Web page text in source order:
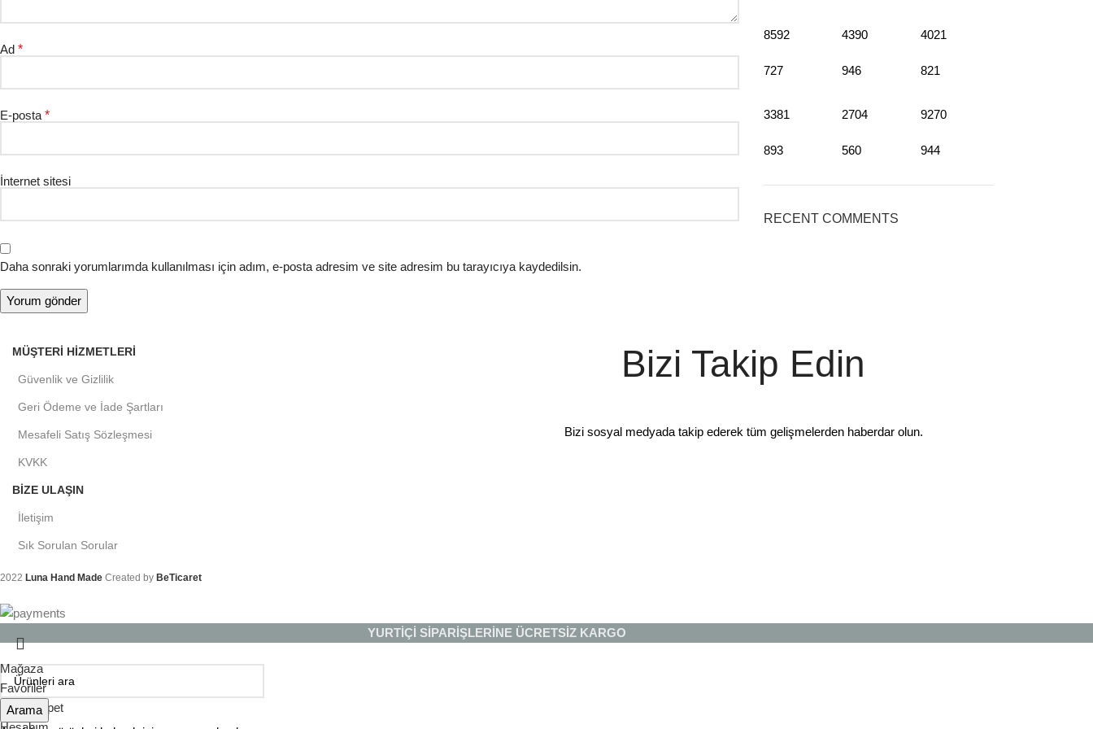
Ad *
E-posta *
İnternet sitesi
Daha sonraki yorumlarımda kullanılması için adım, e-posta adresim ve site adresim bu tarayıcıya kaydedilsin.
8592
727
4390
946
4021
821
3381
893
2704
560
9270
944
RECENT COMMENTS
MÜŞTERI HIZMETLERI
Güvenlik ve Gizlilik
Geri Ödeme ve İade Şartları
Mesafeli Satış Sözleşmesi
KVKK
BIZE ULAŞIN
İletişim
Sık Sorulan Sorular
Bizi Takip Edin
Bizi sosyal medyada takip ederek tüm gelişmelerden haberdar olun.
2022 Luna Hand Made Created by BeTicaret
Arama
YURTİÇİ SİPARİŞLERİNE ÜCRETSİZ KARGO
Mağaza
Favoriler
0öğe Sepet